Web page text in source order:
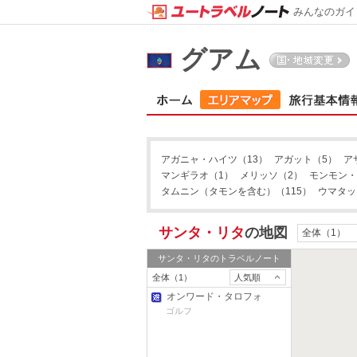
グアム
アガニャ・ハイツ （13） アガット （5）
ア
マンギラオ （1） メリッソ （2）
モンモン
タムニン（タモンを含む）
（115） ウマタ
サンタ・リタの地図 全体（1）
サンタ・リタのトラベルノート
全体（1）
人気順
オンワード・タロフォ
フォ・ゴルフクラブ
ゴルフ
ピティみんなのガ